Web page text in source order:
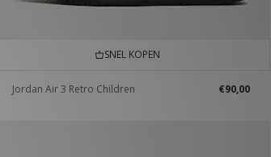
SNEL KOPEN
Jordan Air 3 Retro Children €90,00